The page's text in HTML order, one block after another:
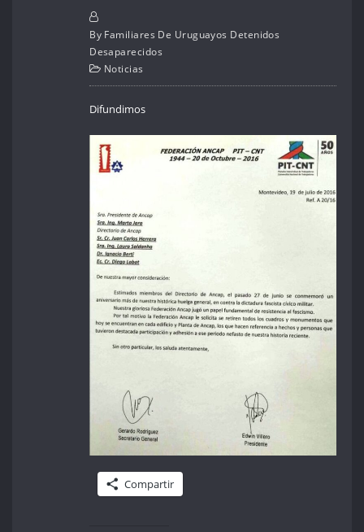
By Familiares De Uruguayos Detenidos
Desaparecidos
Noticias
Difundimos
Compartir